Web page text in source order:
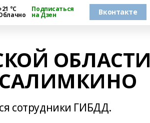
°С Подписаться
на Дзен Вконтакте
ОБЛАСТИ
сотрудники ГИБДД.